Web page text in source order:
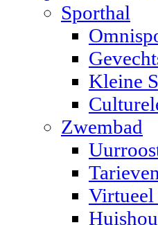
Sporthal
Kleine
Zwembad
Virtueel